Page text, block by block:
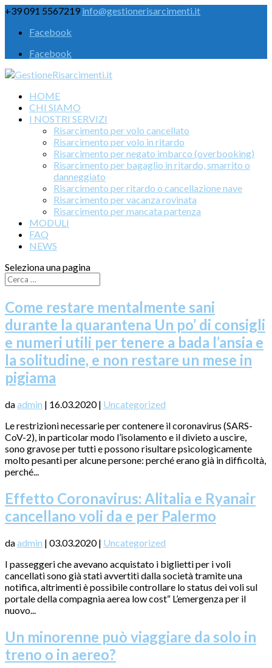
+39 091 5567219 info@gestionerisarcimenti.it
Facebook
Facebook
HOME
CHI SIAMO
I NOSTRI SERVIZI
Risarcimento per volo cancellato
Risarcimento per volo in ritardo
Risarcimento per negato imbarco (overbooking)
Risarcimento per bagaglio in ritardo, smarrito o
danneggiato
Risarcimento per ritardo o cancellazione nave
Risarcimento per vacanza rovinata
Risarcimento per mancata partenza
MODULI
FAQ
NEWS
Seleziona una pagina
Come restare mentalmente sani
durante la quarantena Un po’ di consigli
e numeri utili per tenere a bada l’ansia e
la solitudine, e non restare un mese in
pigiama
daadmin | 16.03.2020| Uncategorized
Le restrizioni necessarie per contenere il coronavirus (SARS-
CoV-2), in particolar modo l’isolamento e il divieto a uscire,
sono gravose per tutti e possono risultare psicologicamente
molto pesanti per alcune persone: perché erano già in difficoltà,
perché...
Effetto Coronavirus: Alitalia e Ryanair
cancellano voli da e per Palermo
daadmin | 03.03.2020| Uncategorized
I passeggeri che avevano acquistato i biglietti per i voli
cancellati sono già stati avvertiti dalla società tramite una
notifica, altrimenti è possibile controllare lo status dei voli sul
portale della compagnia aerea low cost“ L’emergenza per il
nuovo...
Un minorenne può viaggiare da solo in
treno o in aereo?